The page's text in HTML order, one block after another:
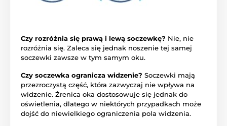
Czy rozróżnia się prawą i lewą soczewkę? Nie, nie
rozróżnia się. Zaleca się jednak noszenie tej samej
soczewki zawsze w tym samym oku.
Czy soczewka ogranicza widzenie? Soczewki mają
przezroczystą część, która zazwyczaj nie wpływa na
widzenie. Źrenica oka dostosowuje się jednak do
oświetlenia, dlatego w niektórych przypadkach może
dojść do niewielkiego ograniczenia pola widzenia.